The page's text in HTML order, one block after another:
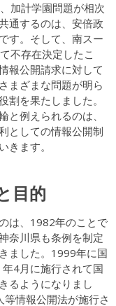
加計学園問題が相次
通するのは、安倍政
す。そして、南スー
不存在決定したこ
報公開請求に対して
まざまな問題が明ら
を果たしました。
例えられるのは、
としての情報公開制
きます。
目的
は、1982年のことで
奈川県も条例を制定
ました。1999年に国
4月に施行されて国
るようになりまし
情報公開法が施行さ